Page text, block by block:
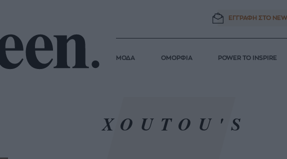
ΕΓΓΡΑΦΗ ΣΤΟ
ΜΟΔΑ ΟΜΟΡΦΙΑ POWER TO INSPIRE
XOUTOU'S